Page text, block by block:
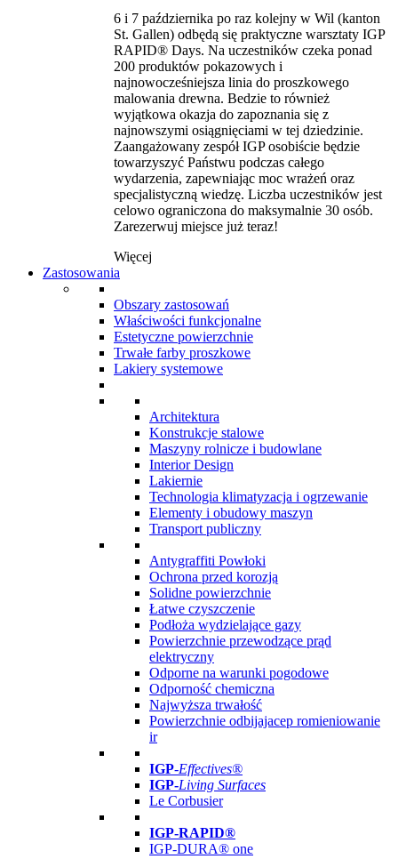
6 i 7 października po raz kolejny w Wil (kanton
St. Gallen) odbędą się praktyczne warsztaty IGP
RAPID® Days. Na uczestników czeka ponad
200 produktów pokazowych i
najnowocześniejsza linia do proszkowego
malowania drewna. Bedzie to również
wyjątkowa okazja do zapoznania się z
najnowszymi osiągnięciami w tej dziedzinie.
Zaangażowany zespół IGP osobiście będzie
towarzyszyć Państwu podczas całego
wydarzenia, zapewniając moc wrażeń oraz
specjalistyczną wiedzę. Liczba uczestników jest
celowo ograniczona do maksymalnie 30 osób.
Zarezerwuj miejsce już teraz!
Więcej
Zastosowania
Obszary zastosowań
Właściwości funkcjonalne
Estetyczne powierzchnie
Trwałe farby proszkowe
Lakiery systemowe
Architektura
Konstrukcje stalowe
Maszyny rolnicze i budowlane
Interior Design
Lakiernie
Technologia klimatyzacja i ogrzewanie
Elementy i obudowy maszyn
Transport publiczny
Antygraffiti Powłoki
Ochrona przed korozją
Solidne powierzchnie
Łatwe czyszczenie
Podłoża wydzielające gazy
Powierzchnie przewodzące prąd
elektryczny
Odporne na warunki pogodowe
Odporność chemiczna
Najwyższa trwałość
Powierzchnie odbijajacep romieniowanie
ir
IGP-Effectives®
IGP-Living Surfaces
Le Corbusier
IGP-RAPID®
IGP-DURA® one